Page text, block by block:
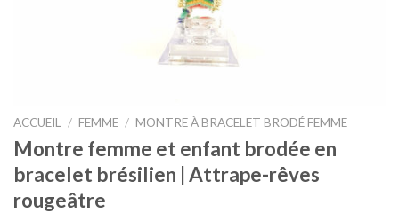
ACCUEIL / FEMME / MONTRE À BRACELET BRODÉ FEMME
Montre femme et enfant brodée en
bracelet brésilien | Attrape-rêves
rougeâtre